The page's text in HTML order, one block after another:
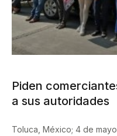
Piden
a sus autoridades
Toluca, México; 4 de